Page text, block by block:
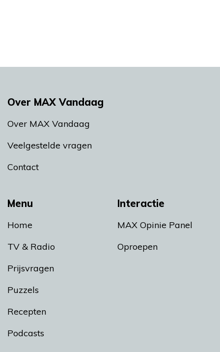
Menu
Home
TV & Radio
Prijsvragen
Puzzels
Recepten
Podcasts
Interactie
MAX Opinie Panel
Oproepen
Over MAX Vandaag
Over MAX Vandaag
Veelgestelde vragen
Contact